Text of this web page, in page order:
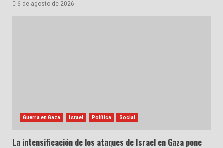
6 de agosto de 2026
Guerra en Gaza Israel Política Social
La intensificación de los ataques de Israel en Gaza pone